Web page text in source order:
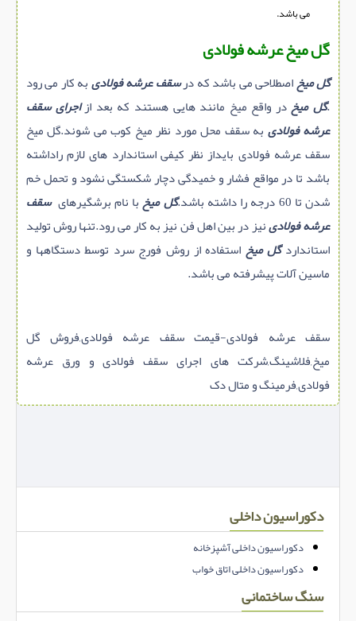
می باشد.
گل میخ عرشه فولادی
گل میخاصطلاحی می باشد که درسقف عرشه فولادیبه کار می رود
.گل میخدر واقع میخ مانند هایی هستند که بعد ازاجرای سقف
عرشه فولادی به سقف محل مورد نظر میخ کوب می شوند.گل میخ
سقف عرشه فولادی بایداز نظر کیفی استاندارد های لازم راداشته
باشد تا در مواقع فشار و خمیدگی دچار شکستگی نشود و تحمل خم
شدن تا 60 درجه را داشته باشد.
گل میخبا نام برشگیرهایسقف
عرشه فولادینیز در بین اهل فن نیز به کار می رود.تنها روش تولید
استانداردگل میخ استفاده از روش فورج سرد توسط دستگاهها و
ماسین آلات پیشرفته می باشد.
سقف عرشه فولادی-قیمت سقف عرشه فولادی,فروش گل
میخ,فلاشینگ,شرکت های اجرای سقف فولادی و ورق عرشه
فولادی,فرمینگ و متال دک
دکوراسیون داخلی
دکوراسیون داخلی آشپزخانه
دکوراسیون داخلی اتاق خواب
سنگ ساختمانی